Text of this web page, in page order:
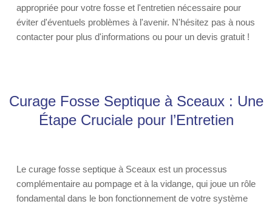
appropriée pour votre fosse et l'entretien nécessaire pour
éviter d'éventuels problèmes à l'avenir. N'hésitez pas à nous
contacter pour plus d'informations ou pour un devis gratuit !
Curage Fosse Septique à Sceaux : Une
Étape Cruciale pour l’Entretien
Le curage fosse septique à Sceaux est un processus
complémentaire au pompage et à la vidange, qui joue un rôle
fondamental dans le bon fonctionnement de votre système